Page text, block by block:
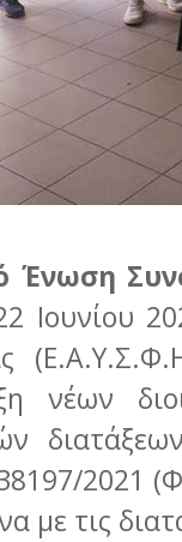
Ένωση
Ιουνίου
νέων
2021
με τις